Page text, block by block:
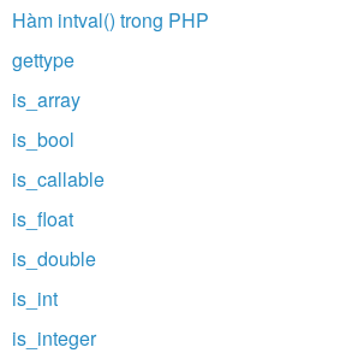
Hàm intval() trong PHP
gettype
is_array
is_bool
is_callable
is_float
is_double
is_int
is_integer